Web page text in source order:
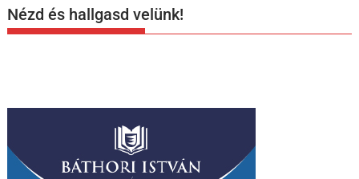
Nézd és hallgasd velünk!